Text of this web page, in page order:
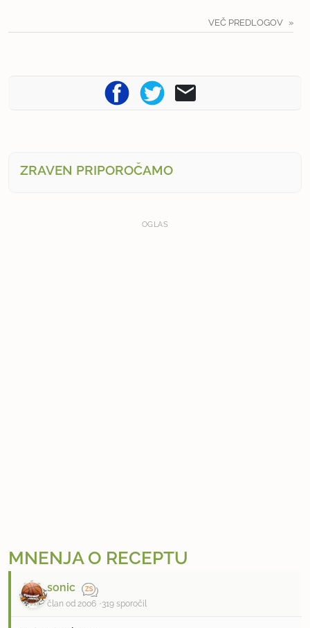
VEČ PREDLOGOV
ZRAVEN PRIPOROČAMO
OGLAS
MNENJA O RECEPTU
sonic
član od 2006 319 sporočil